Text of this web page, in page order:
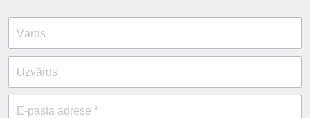
Vārds
Uzvārds
E-pasta adrese *